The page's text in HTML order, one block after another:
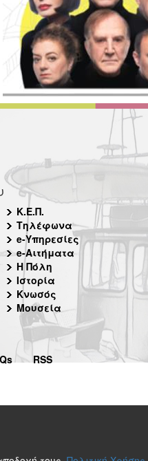
Κ.Ε.Π.
Τηλέφωνα
e-Υπηρεσίες
e-Αιτήματα
Η Πόλη
Ιστορία
Κνωσός
Μουσεία
RSS